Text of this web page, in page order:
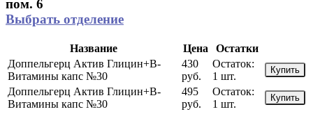
пом. 6
Выбрать отделение
Название Цена
Остатки
Доппельгерц Актив Глицин+В-
Витамины капс №30
430
руб.
Остаток:
1 шт.
Купить
Доппельгерц Актив Глицин+В-
Витамины капс №30
495
руб.
Остаток:
1 шт.
Купить